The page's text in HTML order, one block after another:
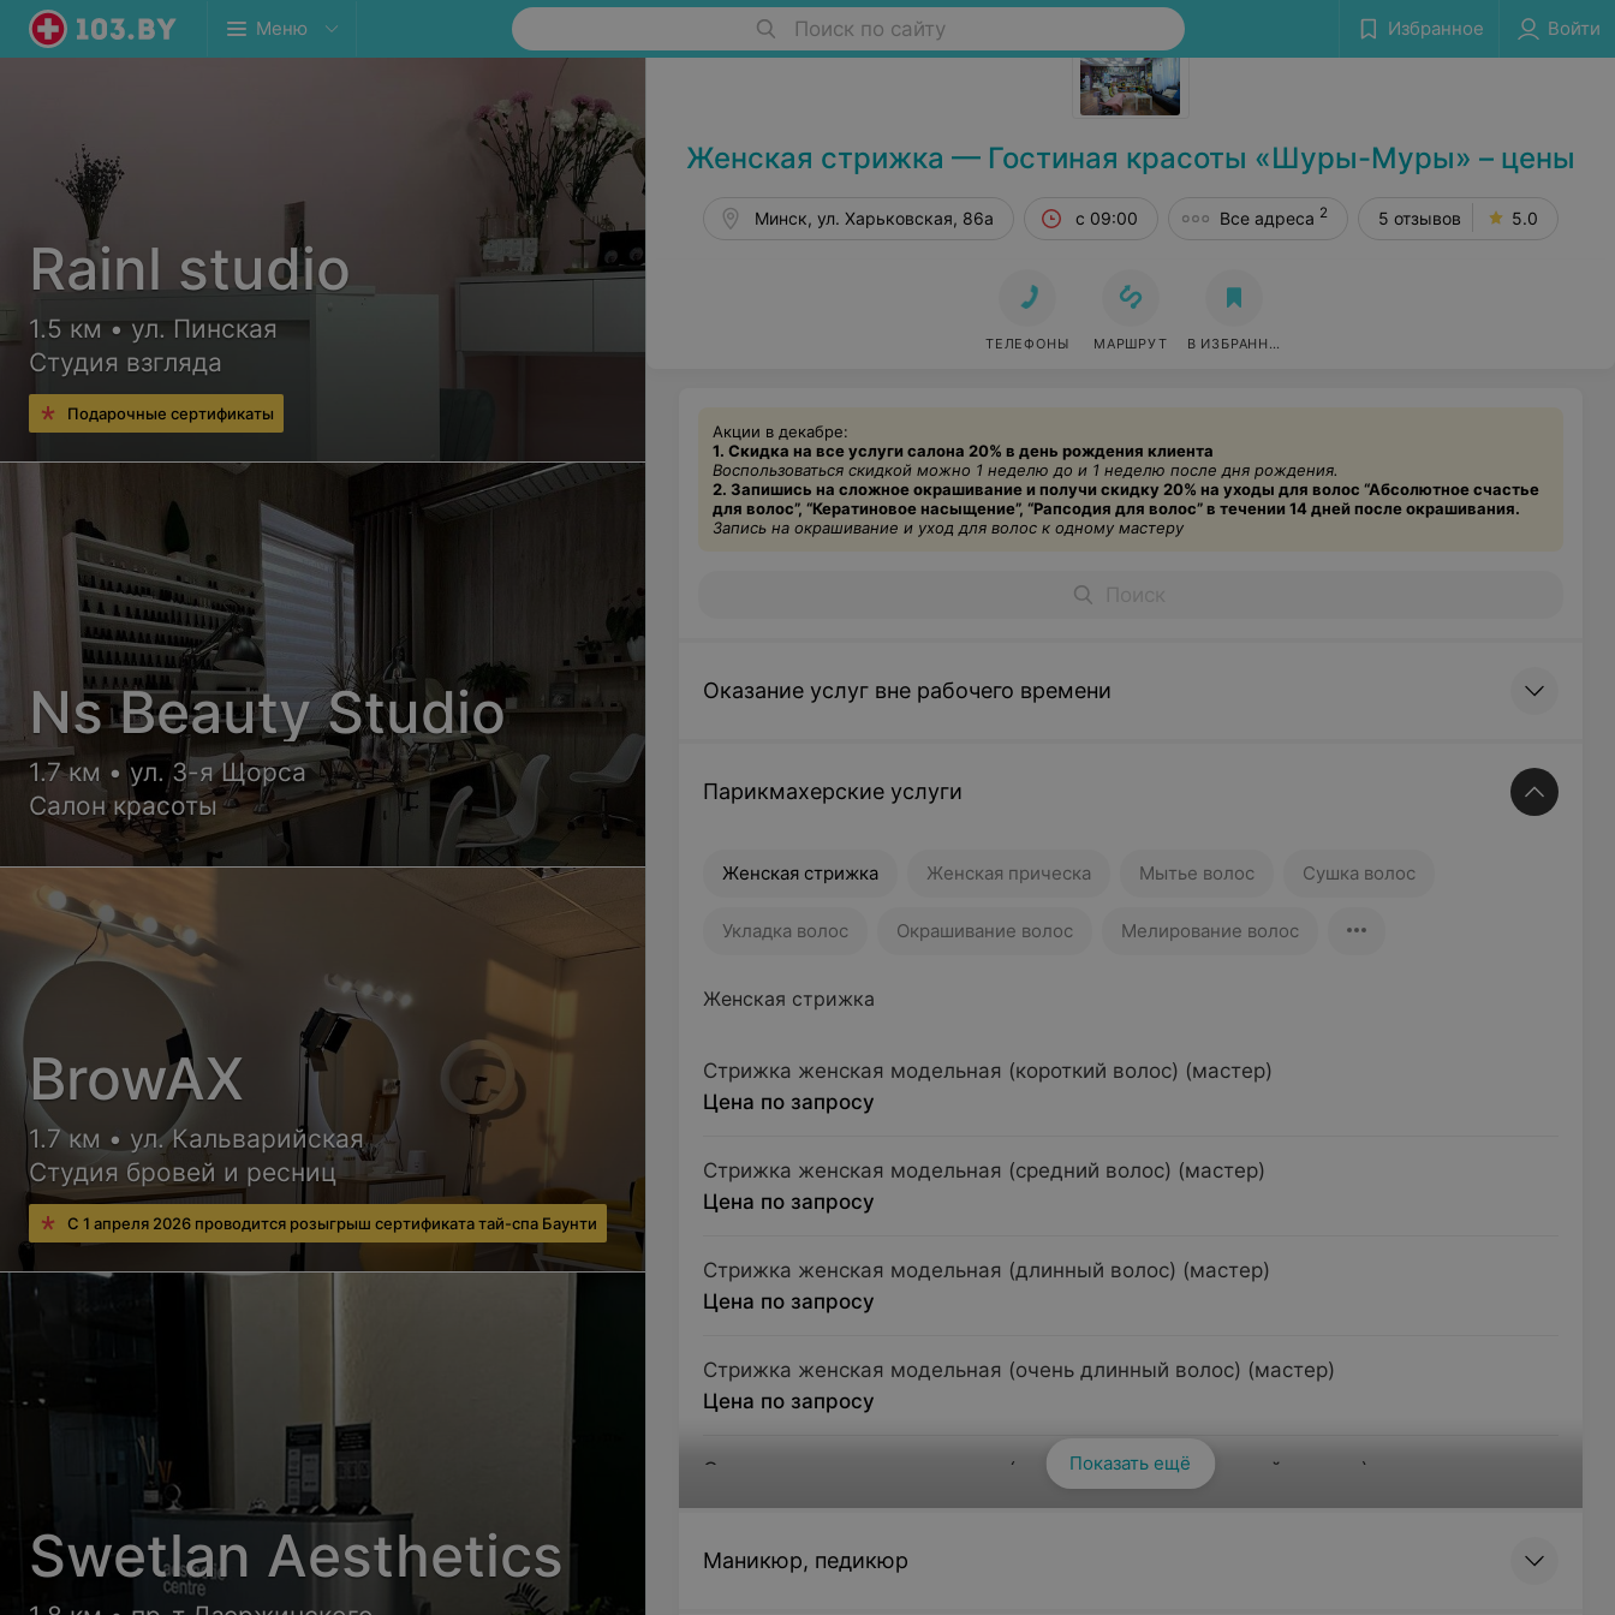
Меню Поиск по сайту Избранное Войти
Салоны красоты в Минске Сообщить об ошибке
Женская стрижка — Гостиная красоты «Шуры-Муры» – цены
Минск, ул. Харьковская, 86a с 09:00 Все адреса 2 5 отзывов 5.0
ТЕЛЕФОНЫ МАРШРУТ В ИЗБРАННОЕ
Акции в декабре:
1. Скидка на все услуги салона 20% в день рождения клиента
Воспользоваться скидкой можно 1 неделю до и 1 неделю после дня рождения.
2. Запишись на сложное окрашивание и получи скидку 20% на уходы для волос “Абсолютное счастье
для волос”, “Кератиновоенасыщение”, “Рапсодия для волос” в течении 14 дней после окрашивания.
Запись на окрашивание и уход для волос к одному мастеру
Оказание услуг вне рабочего времени
Парикмахерские услуги
Женская стрижка Женская прическа Мытье волос Сушка волос
Укладка волос Окрашивание волос Мелирование волос
Женская стрижка
Стрижка женская модельная (короткий волос) (мастер)
Цена по запросу
Стрижка женская модельная (средний волос) (мастер)
Цена по запросу
Стрижка женская модельная (длинный волос) (мастер)
Цена по запросу
Стрижка женская модельная (очень длинный волос) (мастер)
Цена по запросу
Стрижка женская модельная (короткий волос) (ведущий мастер)
Стрижка женская модельная (средний волос) (ведущий мастер)
Смотреть все
Показать ещё
Маникюр, педикюр
Rainl studio
1.5 км • ул. Пинская
Студия взгляда
Подарочные сертификаты
Ns Beauty Studio
1.7 км • ул. 3-я Щорса
Салон красоты
BrowAX
1.7 км • ул. Кальварийская
Студия бровей и ресниц
С 1 апреля 2026 проводится розыгрыш сертификата тай-спа Баунти
Swetlan Aesthetics